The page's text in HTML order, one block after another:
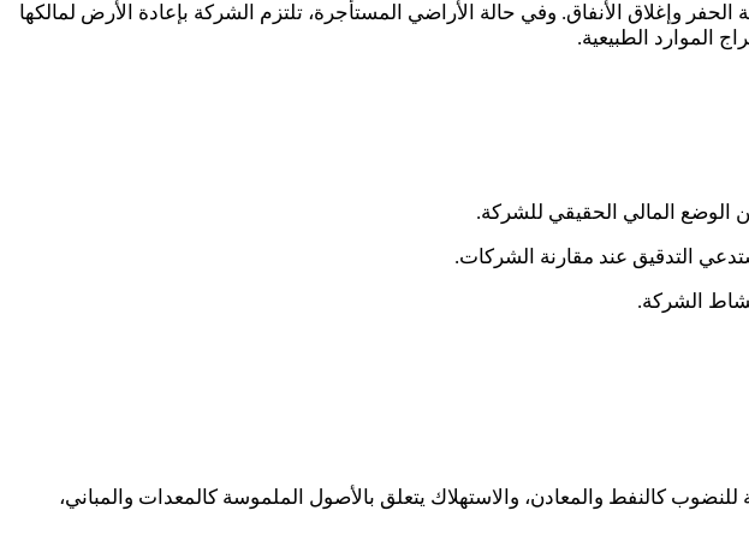
وإغلاق الأنفاق. وفي حالة الأراضي المستأجرة، تلتزم الشركة بإعادة الأرض لمالكها
الموارد الطبيعية.
الوضع المالي الحقيقي للشركة.
التدقيق عند مقارنة الشركات.
نشاط الشركة.
للنضوب كالنفط والمعادن، والاستهلاك يتعلق بالأصول الملموسة كالمعدات والمباني،